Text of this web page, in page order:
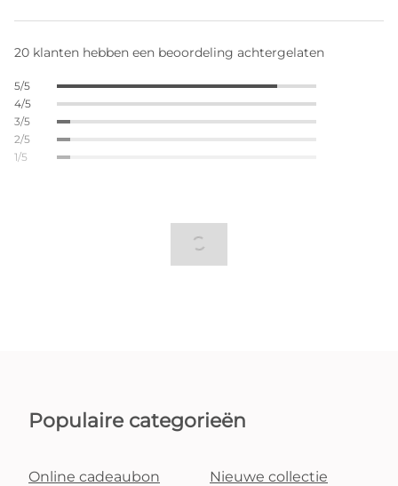
20 klanten hebben een beoordeling achtergelaten
5/5
4/5
3/5
2/5
1/5
Populaire categorieën
Online cadeaubon Nieuwe collectie